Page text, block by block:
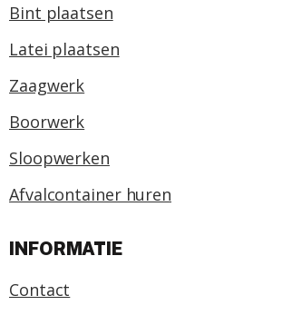
Bint plaatsen
Latei plaatsen
Zaagwerk
Boorwerk
Sloopwerken
Afvalcontainer huren
INFORMATIE
Contact